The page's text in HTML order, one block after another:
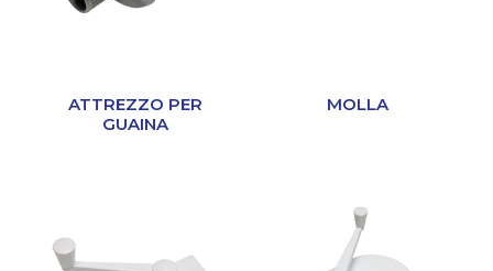
ATTREZZO PER
GUAINA
MOLLA